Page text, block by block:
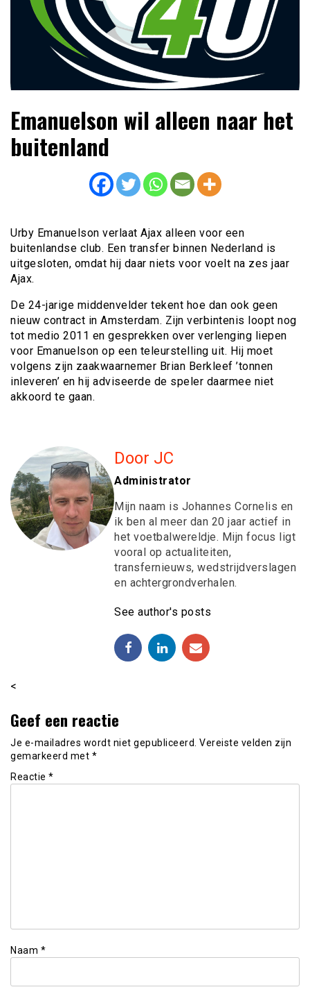
Voetbal4U.com Voetbalnieuws |
Transfers, Eredivisie &
Internationaal voetbal |
transferupdates, analyses en achtergronden over clubs,
spelers en competities uit binnen- en buitenland.
Emanuelson wil alleen naar het
buitenland
Urby Emanuelson verlaat Ajax alleen voor een
buitenlandse club. Een transfer binnen Nederland is
uitgesloten, omdat hij daar niets voor voelt na zes jaar
Ajax.
De 24-jarige middenvelder tekent hoe dan ook geen
nieuw contract in Amsterdam. Zijn verbintenis loopt nog
tot medio 2011 en gesprekken over verlenging liepen
voor Emanuelson op een teleurstelling uit. Hij moet
volgens zijn zaakwaarnemer Brian Berkleef ’tonnen
inleveren’ en hij adviseerde de speler daarmee niet
akkoord te gaan.
Door JC
Administrator
Mijn naam is Johannes Cornelis en
ik ben al meer dan 20 jaar actief in
het voetbalwereldje. Mijn focus ligt
vooral op actualiteiten,
transfernieuws, wedstrijdverslagen
en achtergrondverhalen.
See author's posts
<
Geef een reactie
Je e-mailadres wordt niet gepubliceerd. Vereiste velden zijn
gemarkeerd met *
Reactie *
Naam *